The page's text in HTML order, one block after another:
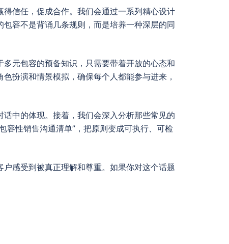
信任，促成合作。我们会通过一系列精心设计
容不是背诵几条规则，而是培养一种深层的同
元包容的预备知识，只需要带着开放的心态和
扮演和情景模拟，确保每个人都能参与进来，
中的体现。接着，我们会深入分析那些常见的
容性销售沟通清单”，把原则变成可执行、可检
感受到被真正理解和尊重。如果你对这个话题